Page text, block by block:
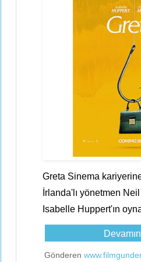
Greta Sinema
İrlanda'lı yönetmen
Isabelle Huppert'ın
Gönderen